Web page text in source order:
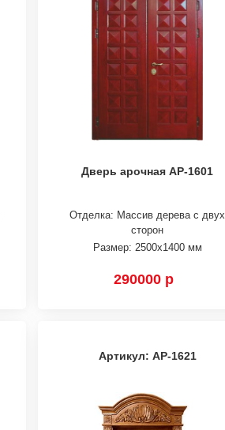
Дверь арочная АР-1601
Отделка: Массив дерева с двух
сторон
Размер: 2500х1400 мм
290000 р
Артикул: АР-1621